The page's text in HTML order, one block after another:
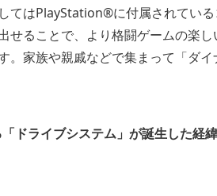
てはPlayStation®に付属されてい
せることで、より格闘ゲームの楽
。家族や親戚などで集まって「ダ
ドライブシステム」が誕生した経